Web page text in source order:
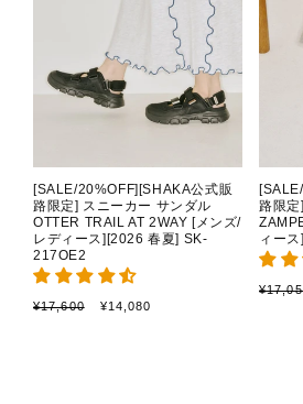
[SALE/20%OFF][SHAKA公式販
路限定] スニーカー サンダル
OTTER TRAIL AT 2WAY [メンズ/
レディース][2026 春夏] SK-
217OE2
通
¥17,600
セ
¥14,080
路限
ィー
通